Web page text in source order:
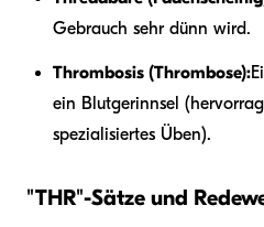
Gebrauch sehr dünn wird.
Thrombosis (Thrombose):
ein Blutgerinnsel
spezialisiertes Üben).
"THR"-Sätze und